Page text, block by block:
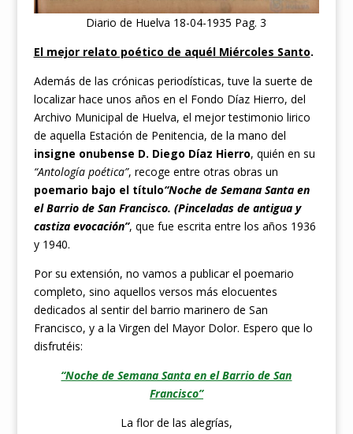
Diario de Huelva 18-04-1935 Pag. 3
El mejor relato poético de aquél Miércoles Santo.
Además de las crónicas periodísticas, tuve la suerte de
localizar hace unos años en el Fondo Díaz Hierro, del
Archivo Municipal de Huelva, el mejor testimonio lirico
de aquella Estación de Penitencia, de la mano del
insigne onubense D. Diego Díaz Hierro, quién en su
“Antología poética”, recoge entre otras obras un
poemario bajo el título“Noche de Semana Santa en
el Barrio de San Francisco. (Pinceladas de antigua y
castiza evocación”, que fue escrita entre los años 1936
y 1940.
Por su extensión, no vamos a publicar el poemario
completo, sino aquellos versos más elocuentes
dedicados al sentir del barrio marinero de San
Francisco, y a la Virgen del Mayor Dolor. Espero que lo
disfrutéis:
“Noche de Semana Santa en el Barrio de San
Francisco”
La flor de las alegrías,